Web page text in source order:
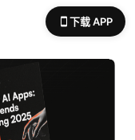
下载 APP